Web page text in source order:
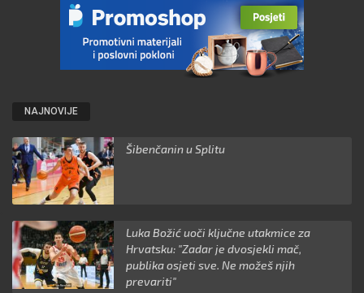
NAJNOVIJE
Šibenčanin u Splitu
Luka Božić uoči ključne utakmice za
Hrvatsku: "Zadar je dvosjekli mač,
publika osjeti sve. Ne možeš njih
prevariti"